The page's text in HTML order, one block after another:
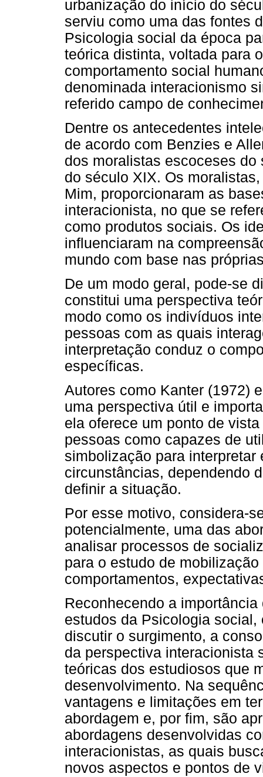
urbanização do início do
serviu como uma das fontes
Psicologia social da época
teórica distinta, voltada para
comportamento social
denominada interacionismo
referido campo de
Dentre os antecedentes
de acordo com Benzies e
dos moralistas escoceses
do século XIX. Os
Mim, proporcionaram as
interacionista, no que se
como produtos sociais. Os
influenciaram na
mundo com base nas
De um modo geral, pode-se
constitui uma perspectiva
modo como os indivíduos
pessoas com as quais
interpretação conduz o
específicas.
Autores como Kanter (1972)
uma perspectiva útil e
ela oferece um ponto de
pessoas como capazes de
simbolização para
circunstâncias, dependendo
definir a situação.
Por esse motivo, considera-
potencialmente, uma das
analisar processos de
para o estudo de
comportamentos,
Reconhecendo a
estudos da Psicologia
discutir o surgimento, a
da perspectiva interacionista
teóricas dos estudiosos que
desenvolvimento. Na
vantagens e limitações em
abordagem e, por fim, são
abordagens desenvolvidas
interacionistas, as quais
novos aspectos e pontos de